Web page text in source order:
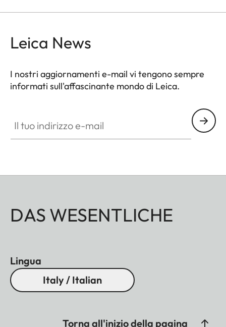
mounted on a tripod.
Leica News
I nostri aggiornamenti e-mail vi tengono sempre
informati sull'affascinante mondo di Leica.
DAS WESENTLICHE
Lingua
Italy / Italian
Torna all'inizio della pagina